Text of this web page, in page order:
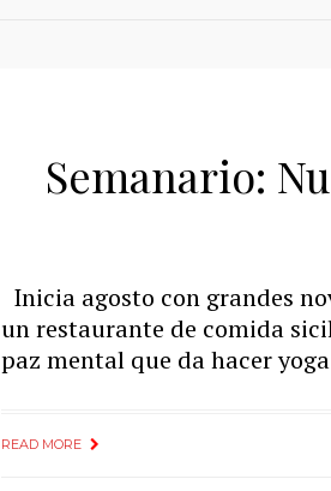
Semanario:
Inicia agosto con grandes
un restaurante de comida
paz mental que da hacer
READ MORE